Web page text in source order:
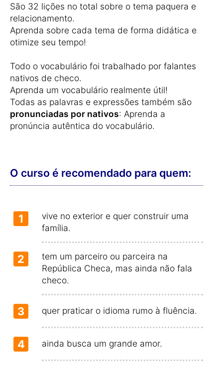
São 32 lições no total sobre o tema paquera e
relacionamento.
Aprenda sobre cada tema de forma didática e
otimize seu tempo!
Todo o vocabulário foi trabalhado por falantes
nativos de checo.
Aprenda um vocabulário realmente útil!
Todas as palavras e expressões também são
pronunciadas por nativos: Aprenda a
pronúncia autêntica do vocabulário.
O curso é recomendado para quem:
1
vive no exterior e quer construir uma
família.
2
tem um parceiro ou parceira na
República Checa, mas ainda não fala
checo.
3 quer praticar o idioma rumo à fluência.
4 ainda busca um grande amor.